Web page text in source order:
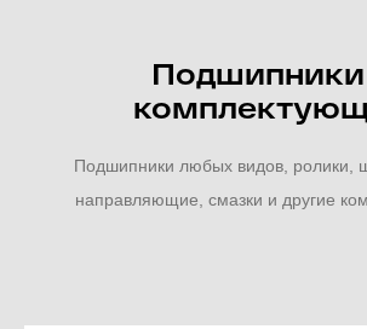
Подшипники
Подшипники любых видов, ролики,
направляющие, смазки и другие